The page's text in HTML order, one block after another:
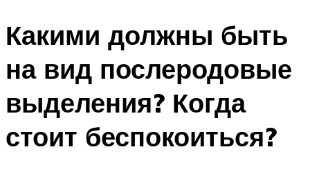
Какими должны быть
на вид послеродовые
выделения? Когда
стоит беспокоиться?